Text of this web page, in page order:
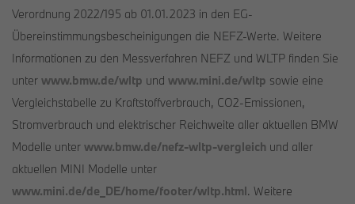
Verordnung 2022/195 ab 01.01.2023 in den EG-
Übereinstimmungsbescheinigungen die NEFZ-Werte. Weitere
Informationen zu den Messverfahren NEFZ und WLTP finden Sie
unter www.bmw.de/wltp und www.mini.de/wltp sowie eine
Vergleichstabelle zu Kraftstoffverbrauch, CO2-Emissionen,
Stromverbrauch und elektrischer Reichweite aller aktuellen BMW
Modelle unter www.bmw.de/nefz-wltp-vergleich und aller
aktuellen MINI Modelle unter
www.mini.de/de_DE/home/footer/wltp.html. Weitere